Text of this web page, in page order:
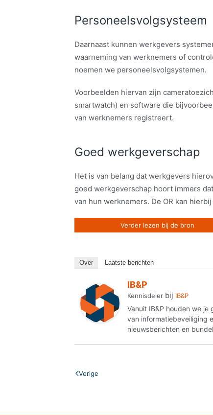
Personeelsvolgsysteem
Daarnaast kunnen werkgevers
waarneming van werknemers of
noemen we personeelsvolgsystemen.
Voorbeelden hiervan zijn
smartwatch) en software die
van werknemers registreert.
Goed werkgeverschap
Het is van belang dat werkgevers
goed werkgeverschap hoort immers
van hun werknemers. De OR kan
Verder lezen bij de bron
Over Laatste berichten
IB&P
Kennisdeler bij IB&P
Vanuit IB&P houden we
van informatiebeveiliging
nieuwsberichten en
Vorige